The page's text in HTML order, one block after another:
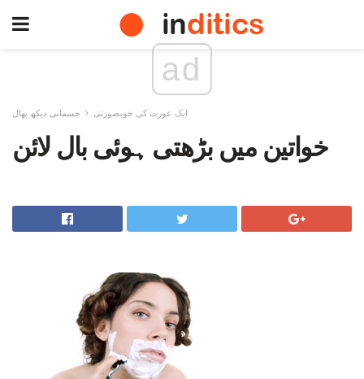
ad
ایک عورت کی خوبصورتی جسمانی دیکھ بھال
خواتین میں بڑھتی ہوئی بال لائن